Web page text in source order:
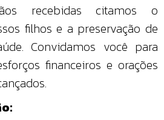
recebidas citamos o
filhos e a preservação de
Convidamos você para
financeiros e orações